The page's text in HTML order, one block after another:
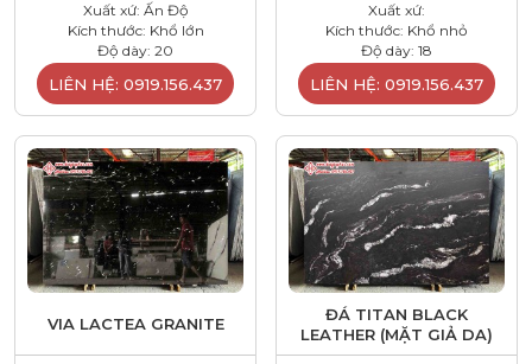
Xuất xứ: Ấn Độ
Kích thước: Khổ lớn
Độ dày: 20
LIÊN HỆ: 0919.156.437
Xuất xứ:
Kích thước: Khổ nhỏ
Độ dày: 18
LIÊN HỆ: 0919.156.437
VIA LACTEA GRANITE
ĐÁ TITAN BLACK
LEATHER (MẶT GIẢ DA)